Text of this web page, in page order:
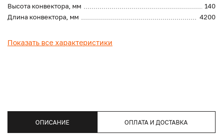
Высота конвектора, мм
140
Длина конвектора, мм
4200
Показать все характеристики
ОПИСАНИЕ ОПЛАТА И ДОСТАВКА